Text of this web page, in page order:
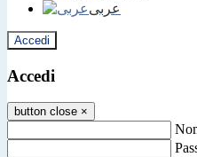
عربى
Accedi
Accedi
button close ×